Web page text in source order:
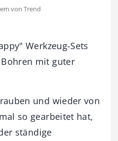
von Trend
Werkzeug-Sets
mit guter
und wieder von
so gearbeitet hat,
ständige